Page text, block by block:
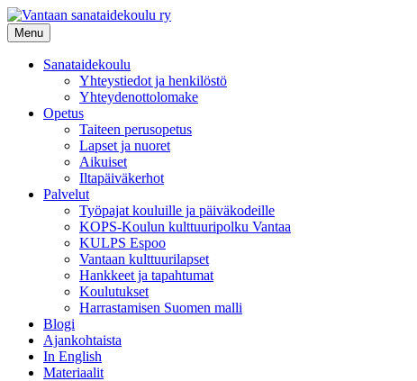
Siirry
sisältöön
Menu
Sanataidekoulu
Yhteystiedot ja henkilöstö
Yhteydenottolomake
Opetus
Taiteen perusopetus
Lapset ja nuoret
Aikuiset
Iltapäiväkerhot
Palvelut
Työpajat kouluille ja päiväkodeille
KOPS-Koulun kulttuuripolku Vantaa
KULPS Espoo
Vantaan kulttuurilapset
Hankkeet ja tapahtumat
Koulutukset
Harrastamisen Suomen malli
Blogi
Ajankohtaista
In English
Materiaalit